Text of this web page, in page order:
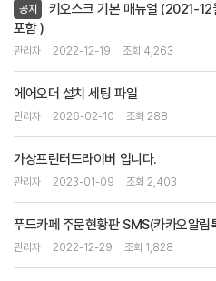
공지
키오스크 기본 매뉴얼 (2021-
포함 )
관리자 2022-12-19 조회 4,263
에어오더 설치 세팅 파일
관리자 2026-02-10 조회 288
가상프린터드라이버 입니다.
관리자 2023-01-09 조회 2,403
푸드카페 주문현황판 SMS(카카오알림
관리자 2022-12-29 조회 1,828